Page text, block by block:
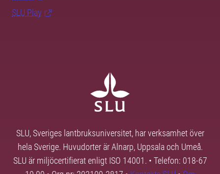
SLU Play
SLU, Sveriges lantbruksuniversitet, har verksamhet över
hela Sverige. Huvudorter är Alnarp, Uppsala och Umeå.
SLU är miljöcertifierat enligt ISO 14001. • Telefon: 018-67